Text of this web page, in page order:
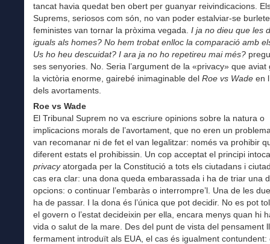
tancat havia quedat ben obert per guanyar reivindicacions.
Suprems, seriosos com són, no van poder estalviar-se
feministes van tornar la pròxima vegada. I ja no dieu que les
iguals als homes? No hem trobat enlloc la comparació amb
Us ho heu descuidat? I ara ja no ho repetireu mai més?
ses senyories. No. Seria l’argument de la «privacy» que aviat
la victòria enorme, gairebé inimaginable del Roe vs Wade en
dels avortaments.
Roe vs Wade
El Tribunal Suprem no va escriure opinions sobre la natura o
implicacions morals de l’avortament, que no eren un
van recomanar ni de fet el van legalitzar: només va prohibir
diferent estats el prohibissin. Un cop acceptat el principi
privacyatorgada per la Constitució a tots els ciutadans i
cas era clar: una dona queda embarassada i ha de triar una
opcions: o continuar l’embaràs o interrompre’l. Una de les
ha de passar. I la dona és l’única que pot decidir. No es pot
el govern o l’estat decideixin per ella, encara menys quan hi
vida o salut de la mare. Des del punt de vista del pensament
fermament introduït als EUA, el cas és igualment contundent: